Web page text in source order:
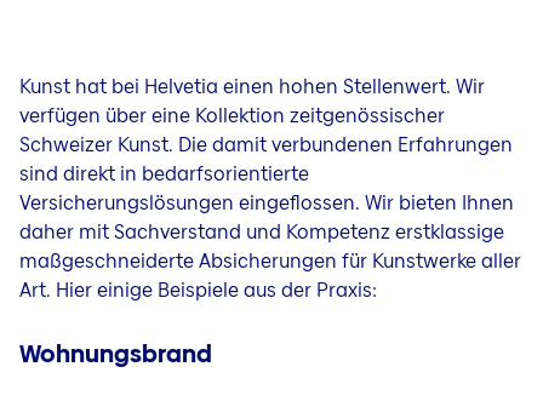
Kunst hat bei Helvetia einen hohen Stellenwert. Wir
verfügen über eine Kollektion zeitgenössischer
Schweizer Kunst. Die damit verbundenen Erfahrungen
sind direkt in bedarfsorientierte
Versicherungslösungen eingeflossen. Wir bieten Ihnen
daher mit Sachverstand und Kompetenz erstklassige
maßgeschneiderte Absicherungen für Kunstwerke aller
Art. Hier einige Beispiele aus der Praxis:
Wohnungsbrand